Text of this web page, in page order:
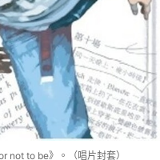
not to be》。（唱片封套）